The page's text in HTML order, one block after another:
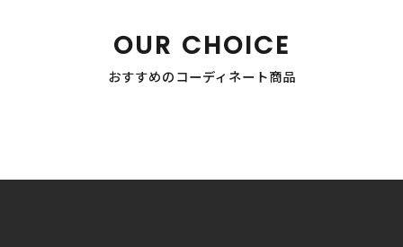
OUR CHOICE
おすすめのコーディネート商品